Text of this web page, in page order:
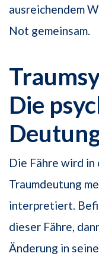
ausreichendem
Not gemeinsam.
Die
Die Fähre wird in
Traumdeutung
interpretiert.
dieser Fähre,
Änderung in